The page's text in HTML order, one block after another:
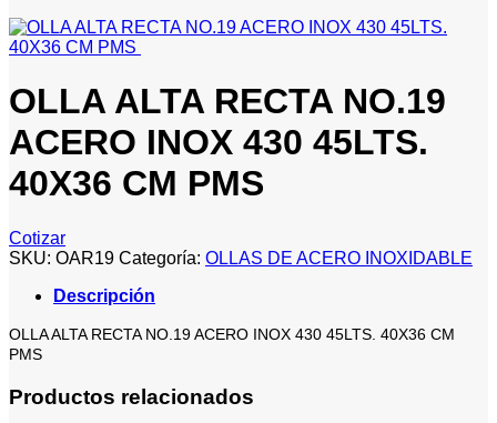
OLLA ALTA RECTA NO.19
ACERO INOX 430 45LTS.
40X36 CM PMS
Cotizar
SKU: OAR19 Categoría: OLLAS DE ACERO INOXIDABLE
Descripción
OLLA ALTA RECTA NO.19 ACERO INOX 430 45LTS. 40X36 CM
PMS
Productos relacionados